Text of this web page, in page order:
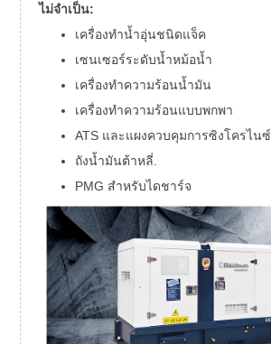
ไม่จำเป็น:
เครื่องทำน้ำอุ่นชนิดแจ็ค
เซนเซอร์ระดับน้ำหม้อน้ำ
เครื่องทำความร้อนน้ำมัน
เครื่องทำความร้อนแบบพกพา
ATS และแผงควบคุมการซิงโครไนซ์
ถังน้ำมันต้าหลี่.
PMG สำหรับไดชาร์จ